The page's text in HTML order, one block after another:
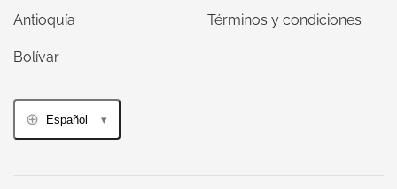
Antioquía
Bolívar
Términos y condiciones
Español